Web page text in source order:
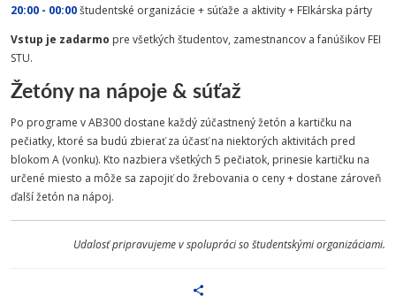
20:00 - 00:00študentské organizácie + súťaže a aktivity + FEIkárska párty
Vstup je zadarmo pre všetkých študentov, zamestnancov a fanúšikov FEI
STU.
Žetóny na nápoje & súťaž
Po programe v AB300 dostane každý zúčastnený žetón a kartičku na
pečiatky, ktoré sa budú zbierať za účasť na niektorých aktivitách pred
blokom A (vonku). Kto nazbiera všetkých 5 pečiatok, prinesie kartičku na
určené miesto a môže sa zapojiť do žrebovania o ceny + dostane zároveň
ďalší žetón na nápoj.
Udalosť pripravujeme v spolupráci so študentskými organizáciami.